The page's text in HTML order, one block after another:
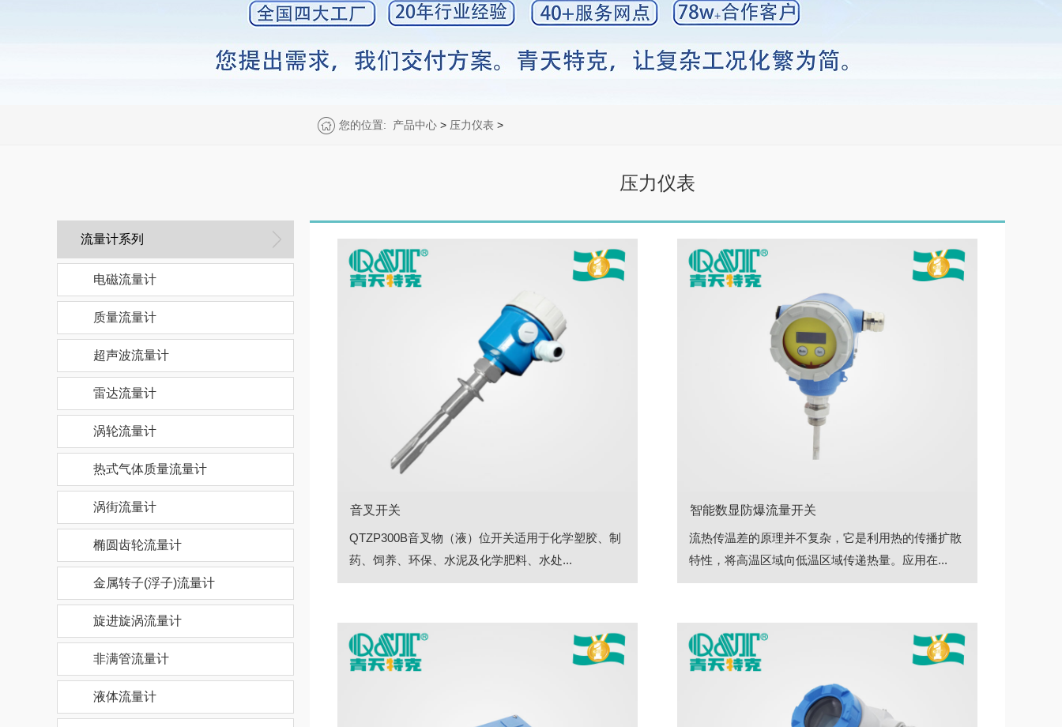
您的位置: 产品中心 > 压力仪表 >
流量计系列
电磁流量计
质量流量计
超声波流量计
雷达流量计
涡轮流量计
热式气体质量流量计
涡街流量计
椭圆齿轮流量计
金属转子(浮子)流量计
旋进旋涡流量计
非满管流量计
液体流量计
压力仪表
音叉开关
QTZP300B音叉物（液）位开关适用于化学塑胶、制
药、饲养、环保、水泥及化学肥料、水处...
智能数显防爆流量开关
流热传温差的原理并不复杂，它是利用热的传播扩散
特性，将高温区域向低温区域传递热量。应用在...